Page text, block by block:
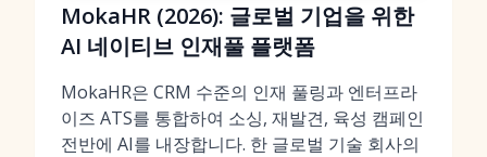
MokaHR (2026): 글로벌 기업을 위한
AI 네이티브 인재풀 플랫폼
MokaHR은 CRM 수준의 인재 풀링과 엔터프라
이즈 ATS를 통합하여 소싱, 재발견, 육성 캠페인
전반에 AI를 내장합니다. 한 글로벌 기술 회사의